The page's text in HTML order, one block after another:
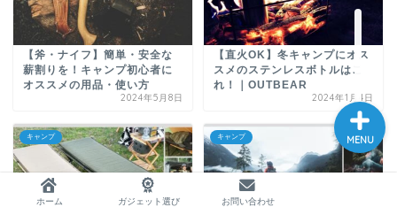
【斧・ナイフ】簡単・安全な
薪割りを！キャンプ初心者に
オススメの用品・使い方
2024年5月8日
【直火OK】冬キャンプにオス
スメのステンレスボトルはこ
れ！｜OUTBEAR
2024年1月4日
キャンプ キャンプ
ホーム ガジェット選び お問い合わせ
MENU
お問い合わせ